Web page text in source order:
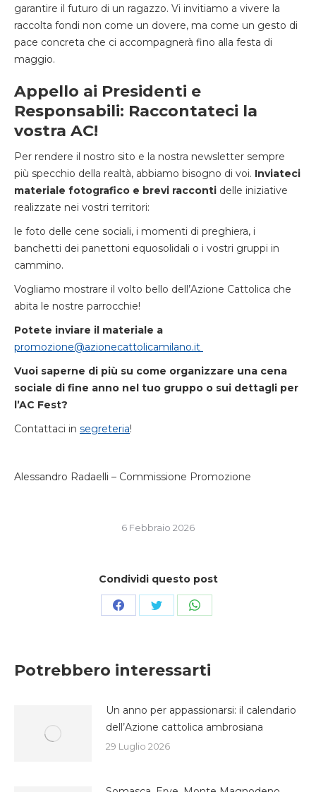
garantire il futuro di un ragazzo. Vi invitiamo a vivere la
raccolta fondi non come un dovere, ma come un gesto di
pace concreta che ci accompagnerà fino alla festa di
maggio.
Appello ai Presidenti e
Responsabili: Raccontateci la
vostra AC!
Per rendere il nostro sito e la nostra newsletter sempre
più specchio della realtà, abbiamo bisogno di voi. Inviateci
materiale fotografico e brevi racconti delle iniziative
realizzate nei vostri territori:
le foto delle cene sociali, i momenti di preghiera, i
banchetti dei panettoni equosolidali o i vostri gruppi in
cammino.
Vogliamo mostrare il volto bello dell’Azione Cattolica che
abita le nostre parrocchie!
Potete inviare il materiale a
promozione@azionecattolicamilano.it
Vuoi saperne di più su come organizzare una cena
sociale di fine anno nel tuo gruppo o sui dettagli per
l’AC Fest?
Contattaci in segreteria!
Alessandro Radaelli – Commissione Promozione
6 Febbraio 2026
Condividi questo post
CondividiCondividiCondividi
Potrebbero interessarti
Un anno per appassionarsi: il calendario
dell’Azione cattolica ambrosiana
29 Luglio 2026